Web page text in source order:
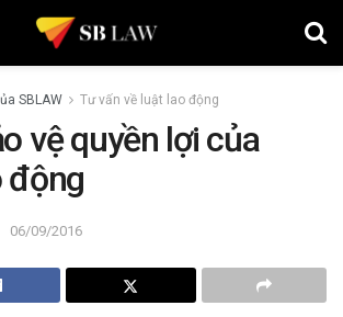
SBLAW Tư vấn về luật lao động
vệ quyền lợi của
động
06/09/2016